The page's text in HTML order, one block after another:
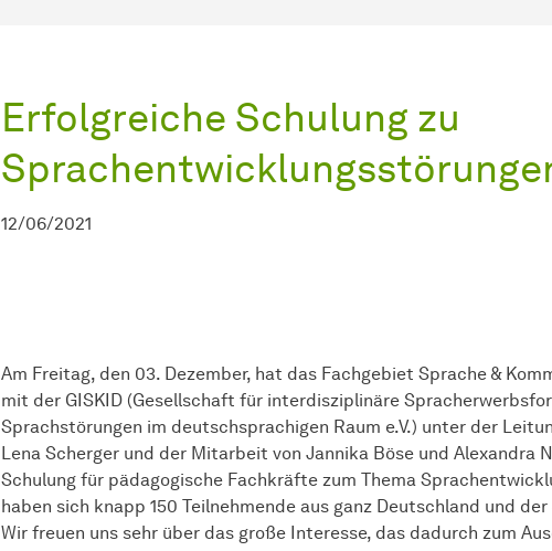
Erfolgreiche Schulung zu
12/06/2021
Am Freitag, den 03. Dezember, hat das Fachgebiet Sprache &
mit der GISKID (Gesellschaft für interdisziplinäre
Sprachstörungen im deutschsprachigen Raum e.V.) unter der
Lena Scherger und der Mitarbeit von Jannika Böse und Alexandra
Schulung für pädagogische Fachkräfte zum Thema
haben sich knapp 150 Teilnehmende aus ganz Deutschland und
Wir freuen uns sehr über das große Interesse, das dadurch zum